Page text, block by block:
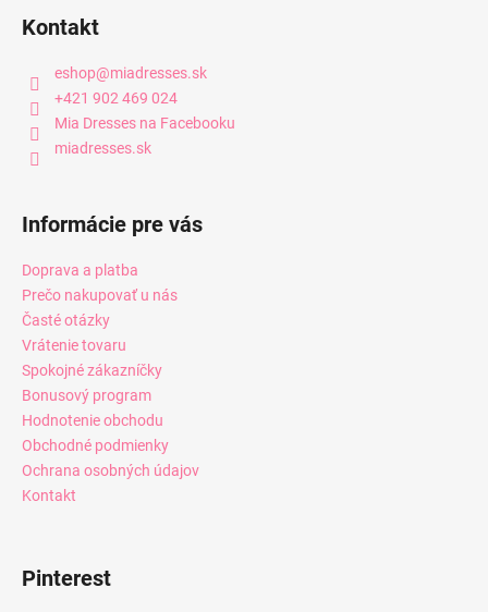
Kontakt
eshop@miadresses.sk
+421 902 469 024
Mia Dresses na Facebooku
miadresses.sk
Informácie pre vás
Doprava a platba
Prečo nakupovať u nás
Časté otázky
Vrátenie tovaru
Spokojné zákazníčky
Bonusový program
Hodnotenie obchodu
Obchodné podmienky
Ochrana osobných údajov
Kontakt
Pinterest